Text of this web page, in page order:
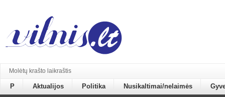
Molėtų krašto laikraštis
P Aktualijos Politika Nusikaltimai/nelaimės